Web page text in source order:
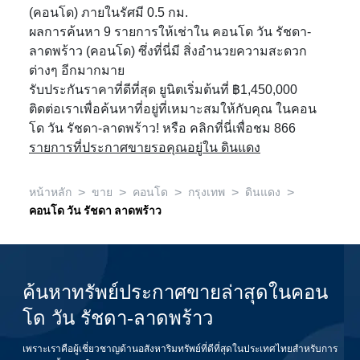
(คอนโด) ภายในรัศมี 0.5 กม.
ผลการค้นหา 9 รายการให้เช่าใน คอนโด วัน รัชดา-
ลาดพร้าว (คอนโด) ซึ่งที่นี่มี สิ่งอำนวยความสะดวก
ต่างๆ อีกมากมาย
รับประกันราคาที่ดีที่สุด ยูนิตเริ่มต้นที่ ฿1,450,000
ติดต่อเราเพื่อค้นหาที่อยู่ที่เหมาะสมให้กับคุณ ในคอน
โด วัน รัชดา-ลาดพร้าว! หรือ คลิกที่นี่เพื่อชม 866
รายการที่ประกาศขายรอคุณอยู่ใน ดินแดง
หน้าหลัก > ขาย > คอนโด > กรุงเทพ > ดินแดง >
คอนโด วัน รัชดา ลาดพร้าว
ค้นหาทรัพย์ประกาศขายล่าสุดในคอน
โด วัน รัชดา-ลาดพร้าว
เพราะเราคือผู้เชี่ยวชาญด้านอสังหาริมทรัพย์ที่ดีที่สุดในประเทศไทยสำหรับการ